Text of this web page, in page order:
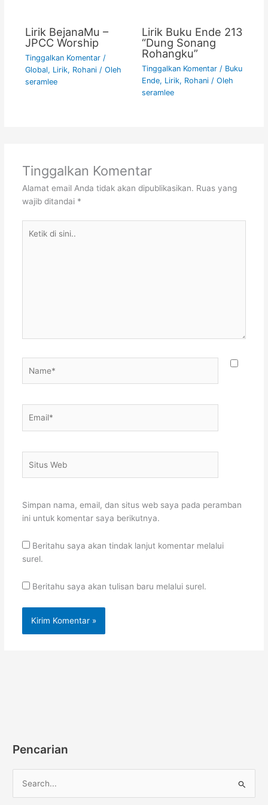
Lirik BejanaMu –
JPCC Worship
Tinggalkan Komentar /
Global, Lirik, Rohani/ Oleh
seramlee
Lirik Buku Ende 213
“Dung Sonang
Rohangku”
Tinggalkan Komentar / Buku
Ende, Lirik, Rohani/ Oleh
seramlee
Tinggalkan Komentar
Alamat email Anda tidak akan dipublikasikan. Ruas yang
wajib ditandai *
Web
Simpan nama, email, dan situs web saya pada peramban
ini untuk komentar saya berikutnya.
Beritahu saya akan tindak lanjut komentar melalui
surel.
Beritahu saya akan tulisan baru melalui surel.
Pencarian